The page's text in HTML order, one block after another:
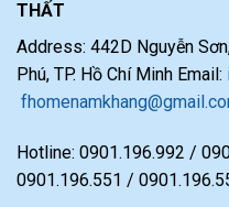
THẤT
Address: 442D Nguyễn
Phú, TP. Hồ Chí Minh Email:
Hotline: 0901.196.992 /
0901.196.551 /